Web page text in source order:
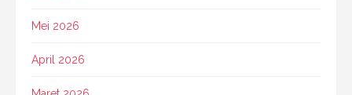
Mei 2026
April 2026